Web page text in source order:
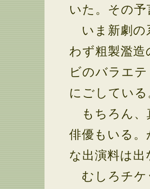
いた。その
いま新劇の
わず粗製濫
ビのバラエ
にごしている
もちろん、
俳優もいる
な出演料は出
むしろチケ